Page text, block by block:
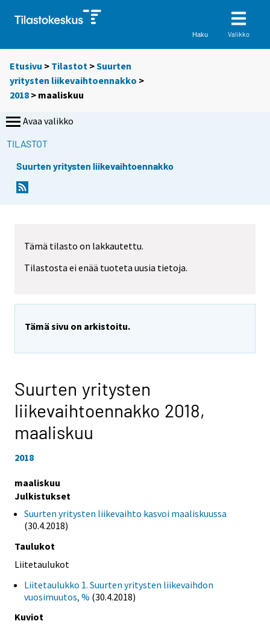
Haku Valikko
Etusivu > Tilastot >Suurten
yritysten liikevaihtoennakko >
2018 > maaliskuu
Avaa valikko
TILASTOT
Suurten yritysten liikevaihtoennakko
Tämä tilasto on lakkautettu.
Tilastosta ei enää tuoteta uusia tietoja.
Tämä sivu on arkistoitu.
Suurten yritysten
liikevaihtoennakko 2018,
maaliskuu
2018
maaliskuu
Julkistukset
Suurten yritysten liikevaihto kasvoi maaliskuussa
(30.4.2018)
Taulukot
Liitetaulukot
Liitetaulukko 1. Suurten yritysten liikevaihdon
vuosimuutos, % (30.4.2018)
Kuviot